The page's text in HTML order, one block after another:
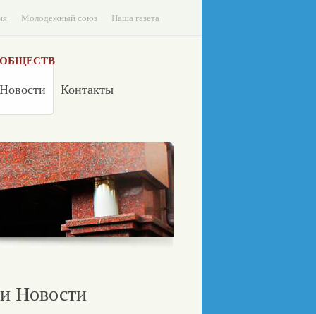
Наша газета
Молодежный союз
Новости Контакты
Новости